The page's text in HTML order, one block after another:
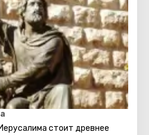
практически не бывает
Каждый может увидеть
старинной архитектуры,
по Старому городу. Башня
сохранившаяся римская
Плача и многие другие
Иерусалима открыты для
стоит древнее